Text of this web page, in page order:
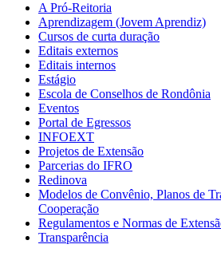
A Pró-Reitoria
Aprendizagem (Jovem Aprendiz)
Cursos de curta duração
Editais externos
Editais internos
Estágio
Escola de Conselhos de Rondônia
Eventos
Portal de Egressos
INFOEXT
Projetos de Extensão
Parcerias do IFRO
Redinova
Modelos de Convênio, Planos de
Cooperação
Regulamentos e Normas de
Transparência